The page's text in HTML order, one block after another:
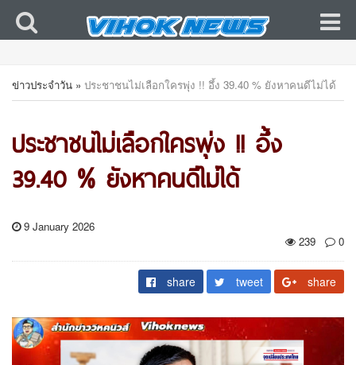
ข่าวประจำวัน » ประชาชนไม่เลือกใครพุ่ง !! อึ้ง 39.40 % ยังหาคนดีไม่ได้
ประชาชนไม่เลือกใครพุ่ง !! อึ้ง
39.40 % ยังหาคนดีไม่ได้
9 January 2026
239
0
share tweet share